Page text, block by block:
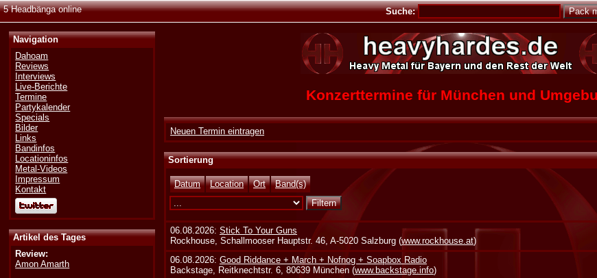
5 Headbänga online Suche:
Navigation
Dahoam
Reviews
Interviews
Live-Berichte
Termine
Partykalender
Specials
Bilder
Links
Bandinfos
Locationinfos
Metal-Videos
Impressum
Kontakt
Artikel des Tages
Review:
Amon Amarth
Konzerttermine für München und
Neuen Termin eintragen
Sortierung
Datum Location Ort Band(s)
06.08.2026:Stick To Your Guns
Rockhouse, Schallmooser Hauptstr. 46, A-5020 Salzburg (www.rockhouse.at)
06.08.2026:Good Riddance + March + Nofnog + Soapbox Radio
Backstage, Reitknechtstr. 6, 80639 München (www.backstage.info)